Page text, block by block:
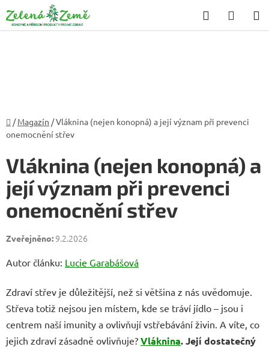
na
obsah
Hledat
KOŠÍK
Domů
/ Magazín /Vláknina (nejen konopná) a její význam při prevenci
onemocnění střev
Vláknina (nejen konopná) a
její význam při prevenci
onemocnění střev
9.2.2026
Autor článku: Lucie Garabášová
Zdraví střev je důležitější, než si většina z nás uvědomuje.
Střeva totiž nejsou jen místem, kde se tráví jídlo – jsou i
centrem naší imunity a ovlivňují vstřebávání živin. A víte, co
jejich zdraví zásadně ovlivňuje? Vláknina.Její dostatečný